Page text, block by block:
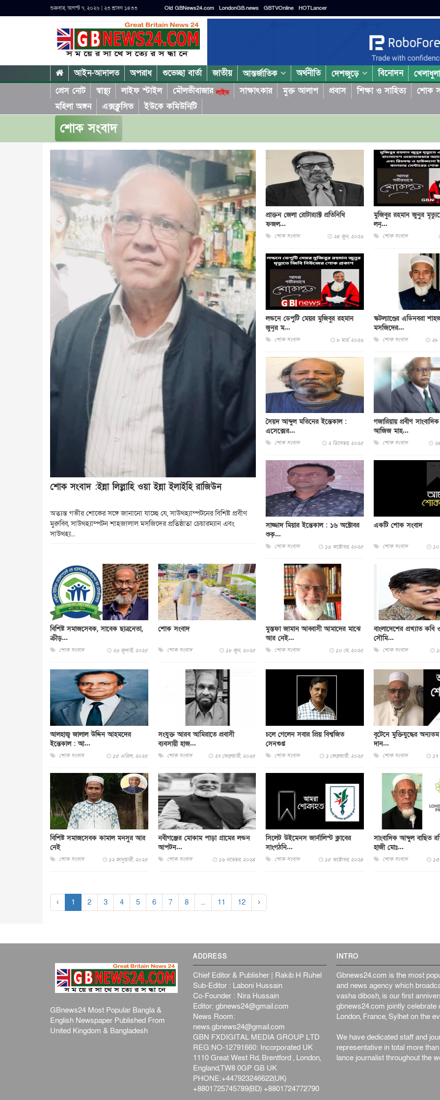
শুক্রবার, আগস্ট ৭, ২০২৬ | ২৩ শ্রাবণ ১৪৩৩ Old GBNews24.com LondonGB.news GBTVOnline HOTLancer
আইন-আদালত অপরাধ শুভেচ্ছা বার্তা জাতীয় আন্তর্জাতিক অর্থনীতি দেশজুড়ে বিনোদন
প্রেস নোট
স্বাস্থ্য লাইফ স্টাইল মৌলভীবাজারলাইভ সাক্ষাৎকার মুক্ত আলাপ প্রবাস শিক্ষা ও সাহিত্য শোক
মহিলা অঙ্গন
এক্সক্লুসিভ ইউকে কমিউনিটি
শোক সংবাদ
শোক সংবাদ :ইন্না লিল্লাহি ওয়া ইন্না ইলাইহি রাজিউন
অত্যন্ত গভীর শোকের সঙ্গে জানানো যাচ্ছে যে, সাউথহ্যাম্পটনের বিশিষ্ট প্রবীণ
মুরুব্বি, সাউথহ্যাম্পটন শাহজালাল মসজিদের প্রতিষ্ঠাতা চেয়ারম্যান এবং
সাউথহ্য...
প্রাক্তন জেলা রোটার‍্যাক্ট প্রতিনিধি
ফজল...
শোক সংবাদ ২৪ জুন, ২০২৬
মুজিবুর রহমান জুনুর
লন্...
শোক সংবাদ
লন্ডনে ডেপুটি মেয়র মুজিবুর রহমান
জুনুর ম...
শোক সংবাদ ৮ মার্চ, ২০২৬
স্কটল‍্যাণ্ডের এডিনবরা
মসজিদের...
শোক সংবাদ ২৮
সৈয়দ আব্দুল মতিনের ইন্তেকাল :
এসেক্সের...
শোক সংবাদ ২ ডিসেম্বর, ২০২৫
গজারিয়ায় প্রবীণ
আজিজ মাহ...
শোক সংবাদ
সাজ্জাদ মিয়ার ইন্তেকাল : ১৬ অক্টোবর
শুক্...
শোক সংবাদ ১৬ অক্টোবর, ২০২৫
একটি শোক সংবাদ
শোক সংবাদ ১০
বিশিষ্ট সমাজসেবক, সাবেক ছাত্রনেতা,
ক্রীড়...
শোক সংবাদ ২৬ জুলাই, ২০২৫
শোক সংবাদ
শোক সংবাদ ১৮ জুন, ২০২৫
মুস্তফা জামান আব্বাসী আমাদের মাঝে
আর নেই...
শোক সংবাদ ১০ মে, ২০২৫
বাংলাদেশের প্রখ‍্যাত কবি
সৌমি...
শোক সংবাদ
আলহাজ্ব জালাল উদ্দিন আহমদের
ইন্তেকাল : আ...
শোক সংবাদ ১৫ এপ্রিল, ২০২৫
সংযুক্ত আরব আমিরাতে প্রবাসী
ব্যবসায়ী হাজ...
শোক সংবাদ ২৭ ফেব্রুয়ারী, ২০২৫
চলে গেলেন সবার প্রিয় বিশ্বজিত
সেনগুপ্ত
শোক সংবাদ ১ ফেব্রুয়ারী, ২০২৫
বৃটেনে মুক্তিযুদ্ধের
দান...
শোক সংবাদ ১৭
বিশিষ্ট সমাজসেবক কামাল মনসুর আর
নেই
শোক সংবাদ ১২ জানুয়ারী, ২০২৫
নবীগঞ্জের মোকাম পাড়া গ্রামের লন্ডন
আপটন...
শোক সংবাদ ১৬ নভেম্বর, ২০২৪
সিলেট উইমেনস জার্নালিস্ট ক্লাবের
সাংগঠনি...
শোক সংবাদ ১৫ অক্টোবর, ২০২৪
সাংবাদিক আব্দুল বাছিত
হাজী মোঃ...
শোক সংবাদ ১৩
‹ 1 2 3 4 5 6 7 8 ... 11 12 ›
GBnews24 Most Popular Bangla &
English Newspaper Published From
United Kingdom & Bangladesh
ADDRESS
Chief Editor & Publisher | Rakib H Ruhel
Sub-Editor : Laboni Hussain
Co-Founder : Nira Hussain
Editor:gbnews24@gmail.com
News Room:
news.gbnews24@gmail.com
GBN FXDIGITAL MEDIA GROUP LTD
REG:NO-12791660: Incorporated UK
1110 Great West Rd, Brentford , London,
England,TW8 0GP GB UK
PHONE:+447923246622(UK)
+8801725745789(BD) +8801724772790
INTRO
Gbnews24.com is the most
and news agency which
vasha dibosh, is our first
gbnews24.com jointly
London, France, Sylhet on the
We have dedicated staff and
representative in total more
lance journalist throughout the